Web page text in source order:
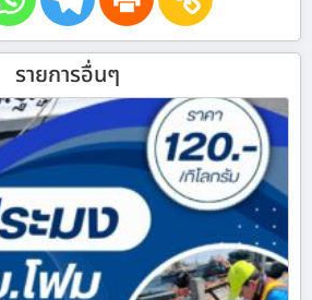
รายการอื่นๆ